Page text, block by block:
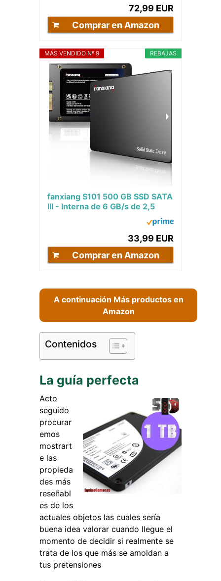
72,99 EUR
Comprar en Amazon
REBAJAS
MÁS VENDIDO Nº 9
fanxiang S101 500 GB SSD SATA
III - Interna de 6 GB/s de 2,5
Pulgadas, Velocidad de Lectura
33,99 EUR
Comprar en Amazon
A continuación Más productos en
Amazon
Contenidos
La guía perfecta
Acto
seguido
procurar
emos
mostrart
e las
propieda
des más
reseñabl
es de los
actuales objetos las cuales sería
buena idea valorar cuando llegue el
momento de decidir si realmente se
trata de los que más se amoldan a
tus pretensiones